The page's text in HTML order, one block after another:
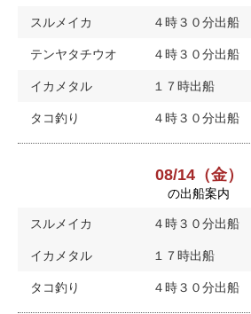
スルメイカ ４時３０分出船
テンヤタチウオ ４時３０分出船
イカメタル １７時出船
タコ釣り ４時３０分出船
08/14（金）
の出船案内
スルメイカ ４時３０分出船
イカメタル １７時出船
タコ釣り ４時３０分出船